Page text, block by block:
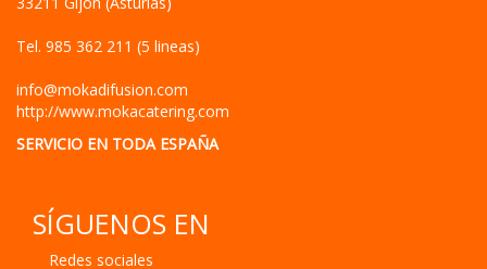
Tel. 985 362 211 (5 lineas)
info@mokadifusion.com
http://www.mokacatering.com
SERVICIO EN TODA ESPAÑA
SÍGUENOS EN
Redes sociales